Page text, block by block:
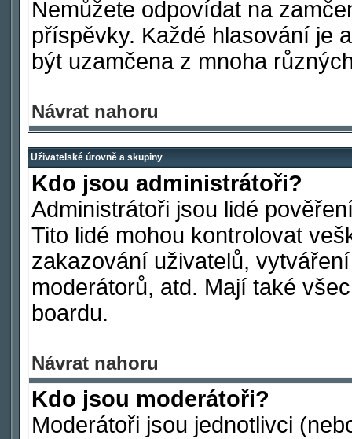
Nemůžete odpovídat na
příspěvky. Každé hlasování je
být uzamčena z mnoha
Návrat nahoru
Uživatelské úrovně a skupiny
Kdo jsou administrátoři?
Administrátoři jsou lidé
Tito lidé mohou kontrolovat
zakazování uživatelů,
moderátorů, atd. Mají také
boardu.
Návrat nahoru
Kdo jsou moderátoři?
Moderátoři jsou jednotlivci